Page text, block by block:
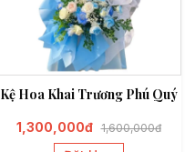
Kệ Hoa Khai Trương Phú Quý
1,300,000đ 1,600,000đ